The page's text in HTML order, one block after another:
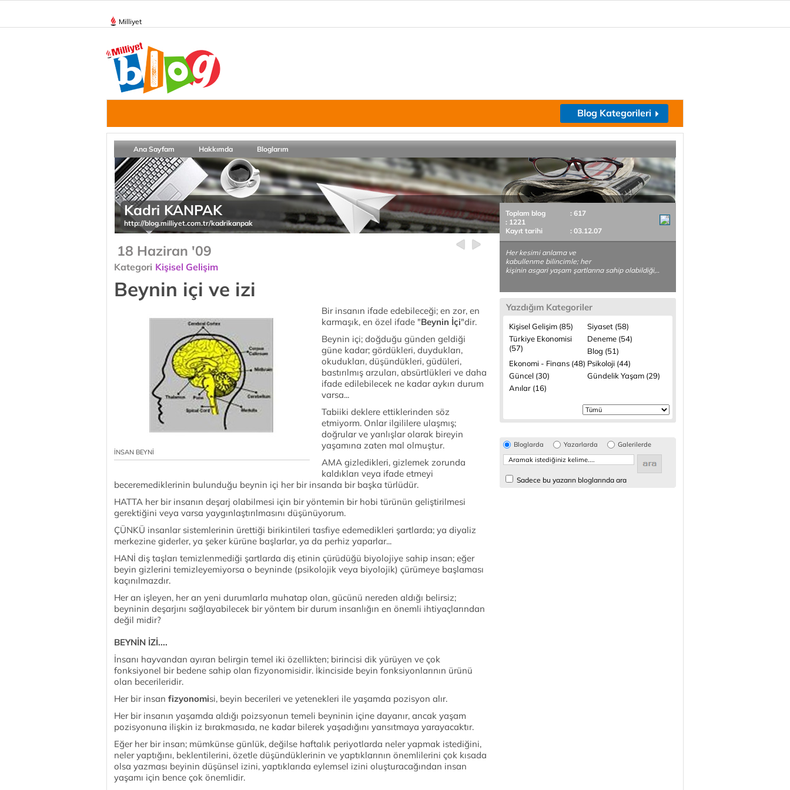
Milliyet
Blog Kategorileri
Ana Sayfam Hakkımda Bloglarım
Kadri KANPAK
http://blog.milliyet.com.tr/kadrikanpak
18 Haziran '09
Kategori Kişisel Gelişim
Beynin içi ve izi
İNSAN BEYNİ
Bir insanın ifade edebileceği; en zor, en
karmaşık, en özel ifade "Beynin İçi"dir.
Beynin içi; doğduğu günden geldiği
güne kadar; gördükleri, duydukları,
okudukları, düşündükleri, güdüleri,
bastırılmış arzuları, absürtlükleri ve daha
ifade edilebilecek ne kadar aykırı durum
varsa...
Tabiiki deklere ettiklerinden söz
etmiyorm. Onlar ilgililere ulaşmış;
doğrular ve yanlışlar olarak bireyin
yaşamına zaten mal olmuştur.
AMA gizledikleri, gizlemek zorunda
kaldıkları veya ifade etmeyi
beceremediklerinin bulunduğu beynin içi her bir insanda bir başka türlüdür.
HATTA her bir insanın deşarj olabilmesi için bir yöntemin bir hobi türünün geliştirilmesi
gerektiğini veya varsa yaygınlaştırılmasını düşünüyorum.
ÇÜNKÜ insanlar sistemlerinin ürettiği birikintileri tasfiye edemedikleri şartlarda; ya diyaliz
merkezine giderler, ya şeker kürüne başlarlar, ya da perhiz yaparlar...
HANİ diş taşları temizlenmediği şartlarda diş etinin çürüdüğü biyolojiye sahip insan; eğer
beyin gizlerini temizleyemiyorsa o beyninde (psikolojik veya biyolojik) çürümeye başlaması
kaçınılmazdır.
Her an işleyen, her an yeni durumlarla muhatap olan, gücünü nereden aldığı belirsiz;
beyninin deşarjını sağlayabilecek bir yöntem bir durum insanlığın en önemli ihtiyaçlarından
değil midir?
BEYNİN İZİ....
İnsanı hayvandan ayıran belirgin temel iki özellikten; birincisi dik yürüyen ve çok
fonksiyonel bir bedene sahip olan fizyonomisidir. İkinciside beyin fonksiyonlarının ürünü
olan becerileridir.
Her bir insan fizyonomisi, beyin becerileri ve yetenekleri ile yaşamda pozisyon alır.
Her bir insanın yaşamda aldığı poizsyonun temeli beyninin içine dayanır, ancak yaşam
pozisyonuna ilişkin iz bırakmasıda, ne kadar bilerek yaşadığını yansıtmaya yarayacaktır.
Eğer her bir insan; mümkünse günlük, değilse haftalık periyotlarda neler yapmak istediğini,
neler yaptığını, beklentilerini, özetle düşündüklerinin ve yaptıklarının önemlilerini çok kısada
olsa yazması beyinin düşünsel izini, yaptıklarıda eylemsel izini oluşturacağından insan
yaşamı için bence çok önemlidir.
Toplam blog
: 617
: 1221
Kayıt tarihi
: 03.12.07
Her kesimi anlama ve
kabullenme bilincimle; her
kişinin asgari yaşam şartlarına sahip olabildiği,..
Yazdığım Kategoriler
Kişisel Gelişim (85)
Siyaset (58)
Türkiye Ekonomisi
(57)
Deneme (54)
Blog (51)
Ekonomi - Finans (48) Psikoloji (44)
Güncel (30)
Gündelik Yaşam (29)
Anılar (16)
Bloglarda Yazarlarda Galerilerde
Sadece bu yazarın bloglarında ara